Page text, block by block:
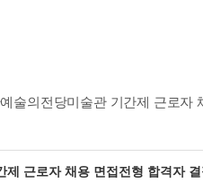
술의전당미술관 기간제 근로
제 근로자 채용 면접전형 합격자